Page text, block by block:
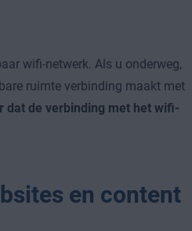
wifi-netwerk. Als u onderweg,
ruimte verbinding maakt met
dat de verbinding met het wifi-
en content